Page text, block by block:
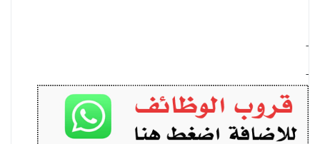
-
-